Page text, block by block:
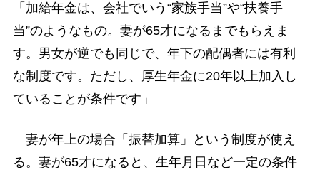
「加給年金は、会社でいう“家族手当”や“扶養手
当”のようなもの。妻が65才になるまでもらえま
す。男女が逆でも同じで、年下の配偶者には有利
な制度です。ただし、厚生年金に20年以上加入し
ていることが条件です」
妻が年上の場合「振替加算」という制度が使え
る。妻が65才になると、生年月日など一定の条件